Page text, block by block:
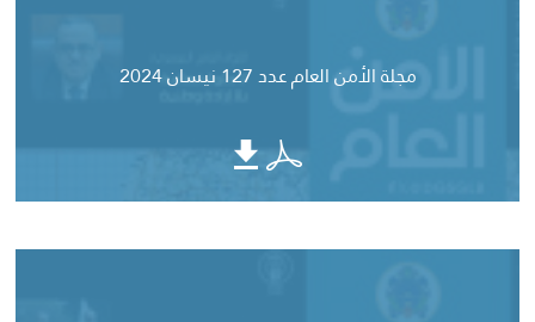
مجلة الأمن العام عدد 127 نيسان 2024